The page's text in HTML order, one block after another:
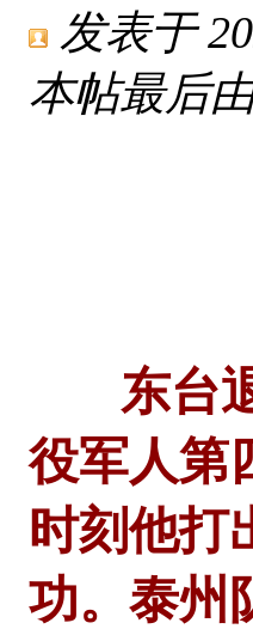
发表于
本帖最后
热
东台退
役军人第
时刻他打
功。泰州